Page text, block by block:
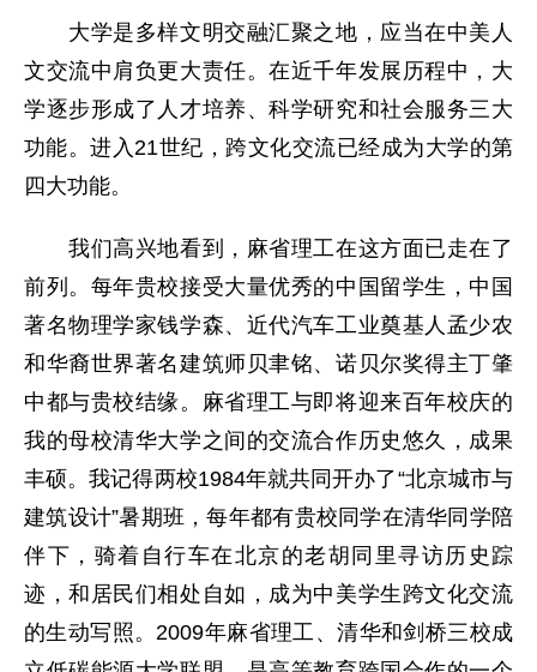
大学是多样文明交融汇聚之地，应当在中美人
文交流中肩负更大责任。在近千年发展历程中，大
学逐步形成了人才培养、科学研究和社会服务三大
功能。进入21世纪，跨文化交流已经成为大学的第
四大功能。
我们高兴地看到，麻省理工在这方面已走在了
前列。每年贵校接受大量优秀的中国留学生，中国
著名物理学家钱学森、近代汽车工业奠基人孟少农
和华裔世界著名建筑师贝聿铭、诺贝尔奖得主丁肇
中都与贵校结缘。麻省理工与即将迎来百年校庆的
我的母校清华大学之间的交流合作历史悠久，成果
丰硕。我记得两校1984年就共同开办了“北京城市与
建筑设计”暑期班，每年都有贵校同学在清华同学陪
伴下，骑着自行车在北京的老胡同里寻访历史踪
迹，和居民们相处自如，成为中美学生跨文化交流
的生动写照。2009年麻省理工、清华和剑桥三校成